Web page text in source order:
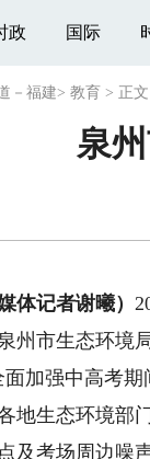
政 国际
－福建> 教育 > 正文
泉
记者谢曦）
州市生态环境
加强中高考
生态环境部门
及考场周边噪